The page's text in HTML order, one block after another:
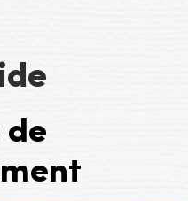
de